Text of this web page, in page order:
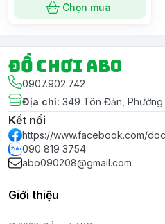
Chọn mua
Đồ chơi ABO
0907.902.742
Địa chỉ: 349 Tôn Đản, Phường
Kết nối
https://www.facebook.com/
090 819 3754
abo090208@gmail.com
Giới thiệu